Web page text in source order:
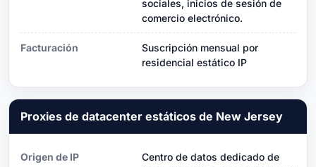
sociales, inicios de sesión de
comercio electrónico.
Facturación
Suscripción mensual por
residencial estático IP
Proxies de datacenter estáticos de New Jersey
Origen de IP
Centro de datos dedicado de